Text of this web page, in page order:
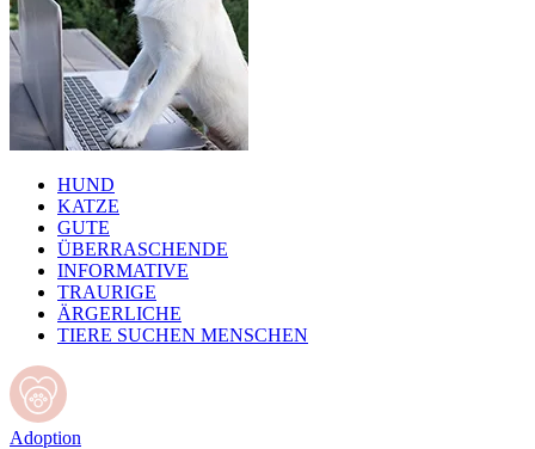
HUND
KATZE
GUTE
ÜBERRASCHENDE
INFORMATIVE
TRAURIGE
ÄRGERLICHE
TIERE SUCHEN MENSCHEN
Adoption